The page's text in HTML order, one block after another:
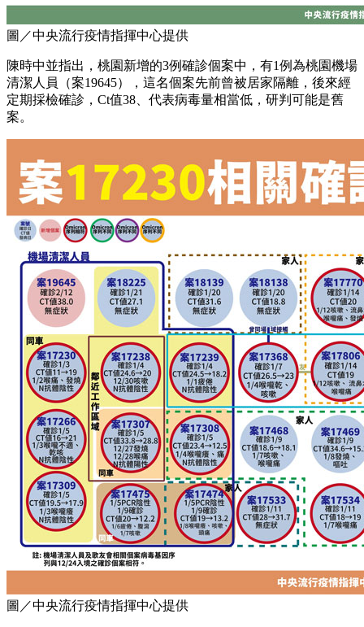
圖／中央流行疫情指揮中心提供
陳時中並指出，桃園新增的3例確診個案中，有1例為桃園機場
清潔人員（案19645），這名個案先前曾被居家隔離，後來經
定期採檢確診，Ct值38、代表病毒量相當低，研判可能是舊
案。
圖／中央流行疫情指揮中心提供